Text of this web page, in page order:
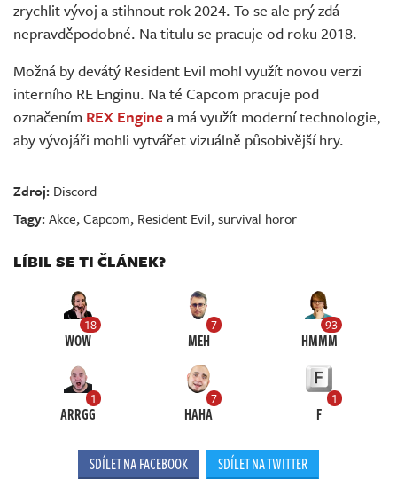
zrychlit vývoj a stihnout rok 2024. To se ale prý zdá
nepravděpodobné. Na titulu se pracuje od roku 2018.
Možná by devátý Resident Evil mohl využít novou verzi
interního RE Enginu. Na té Capcom pracuje pod
označením REX Enginea má využít moderní technologie,
aby vývojáři mohli vytvářet vizuálně působivější hry.
Zdroj: Discord
Tagy:Akce,Capcom, Resident Evil,survival horor
LÍBIL SE TI ČLÁNEK?
18
WOW
7
MEH
93
HMMM
1
ARRGG
7
HAHA
1
F
SDÍLET NA FACEBOOK SDÍLET NA TWITTER